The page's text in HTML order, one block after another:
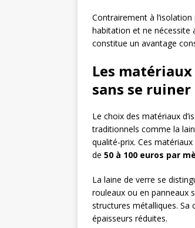
Contrairement à
habitation et ne nécessite
constitue un avantage
Les
sans se ruiner
Le choix des matériaux
traditionnels comme la
qualité-prix. Ces
de 50 à 100 euros par
La laine de verre se
rouleaux ou en panneaux
structures métalliques.
épaisseurs réduites.